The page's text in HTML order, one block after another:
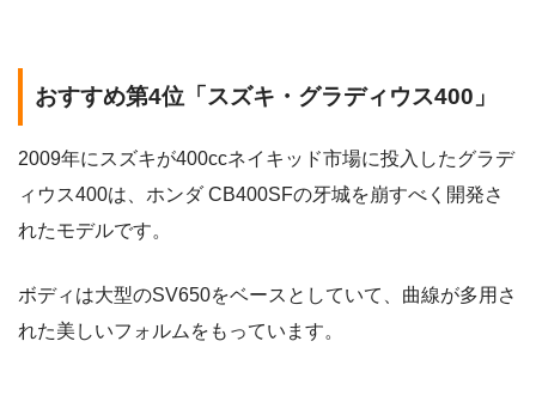
おすすめ第4位「スズキ・グラディウス400」
2009年にスズキが400ccネイキッド市場に投入したグラデ
ィウス400は、ホンダ CB400SFの牙城を崩すべく開発さ
れたモデルです。
ボディは大型のSV650をベースとしていて、曲線が多用さ
れた美しいフォルムをもっています。